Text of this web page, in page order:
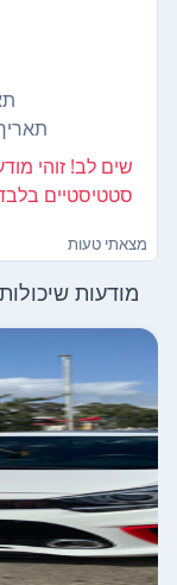
תאריך
שים לב! זוהי
סטטיסטיים
מצאתי טעות
מודעות